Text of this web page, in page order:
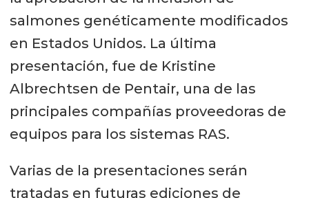
salmones genéticamente modificados
en Estados Unidos. La última
presentación, fue de Kristine
Albrechtsen de Pentair, una de las
principales compañías proveedoras de
equipos para los sistemas RAS.
Varias de la presentaciones serán
tratadas en futuras ediciones de